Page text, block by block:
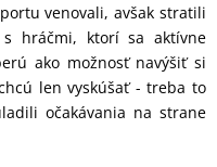
venovali, avšak stratili
hráčmi, ktorí sa aktívne
ako možnosť navýšiť si
len vyskúšať - treba to
očakávania na strane